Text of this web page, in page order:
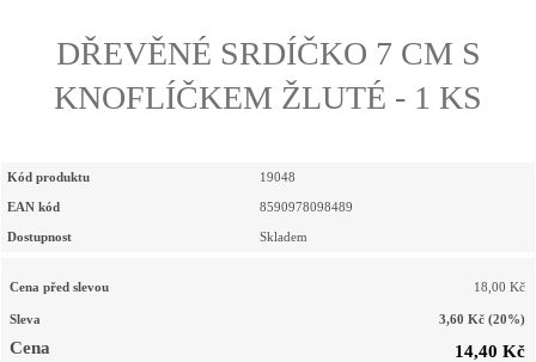
DŘEVĚNÉ SRDÍČKO 7 CM S
KNOFLÍČKEM ŽLUTÉ - 1 KS
Kód produktu 19048
EAN kód 8590978098489
Dostupnost Skladem
Cena před slevou 18,00 Kč
Sleva 3,60 Kč (20%)
Cena 14,40 Kč